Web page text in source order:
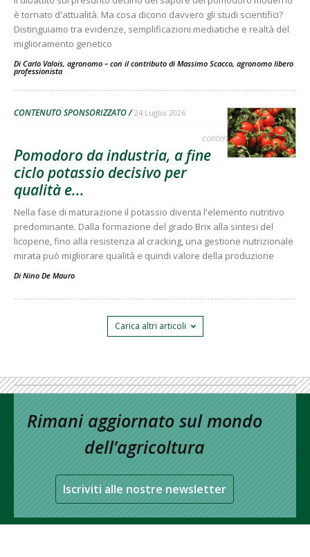
è tornato d'attualità. Ma cosa dicono davvero gli studi scientifici?
Distinguiamo tra evidenze, semplificazioni mediatiche e realtà del
miglioramento genetico
Di Carlo Valois, agronomo – con il contributo di Massimo Scacco, agronomo libero
professionista -
CONTENUTO SPONSORIZZATO 24 Luglio 2026
contenuto sponsorizzato
Pomodoro da industria, a fine
ciclo potassio decisivo per
qualità e...
Nella fase di maturazione il potassio diventa l'elemento nutritivo
predominante. Dalla formazione del grado Brix alla sintesi del
licopene, fino alla resistenza al cracking, una gestione nutrizionale
mirata può migliorare qualità e quindi valore della produzione
Di Nino De Mauro
Carica altri articoli
Rimani aggiornato sul mondo
dell’agricoltura
Iscriviti alle nostre newsletter